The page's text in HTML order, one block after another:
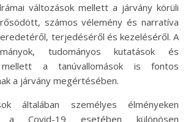
változások mellett a járvány körüli
számos vélemény és narratíva
terjedéséről és kezeléséről. A
tudományos kutatások és
mellett a tanúvallomások is fontos
a járvány megértésében.
általában személyes élményeken
a Covid-19 esetében különösen